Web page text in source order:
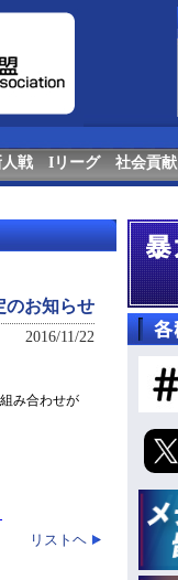
戦 Iリーグ 社会貢献
のお知らせ
2016/11/22
み合わせが
リストヘ